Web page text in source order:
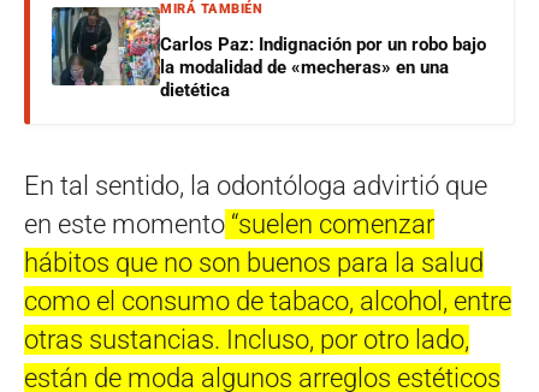
MIRÁ TAMBIÉN
Carlos Paz: Indignación por un robo bajo
la modalidad de «mecheras» en una
dietética
En tal sentido, la odontóloga advirtió que
en este momento “suelen comenzar
hábitos que no son buenos para la salud
como el consumo de tabaco, alcohol, entre
otras sustancias. Incluso, por otro lado,
están de moda algunos arreglos estéticos